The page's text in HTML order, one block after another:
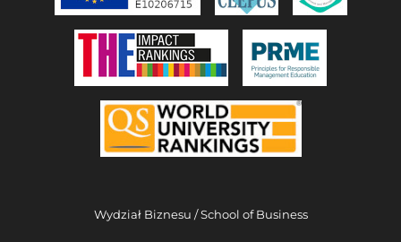
Wydział Biznesu / School of Business